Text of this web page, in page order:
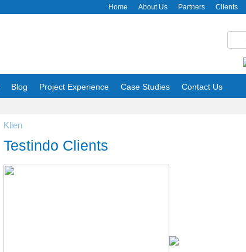
Home About Us Partners Clients
Blog Project Experience Case Studies Contact Us
Klien
Testindo Clients